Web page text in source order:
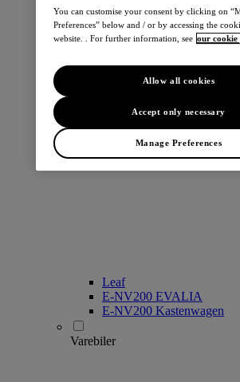
Micra
Juke
Qashqai
Pulsar
Leaf
E-NV200 EVALIA
E-NV200 Kastenwagen
Varebiler
You can customise your consent by clicking on
Preferences” below and / or by accessing the
website. . For further information, see our cookie
Manage Preferences
Accept only necessary
Allow all cookies